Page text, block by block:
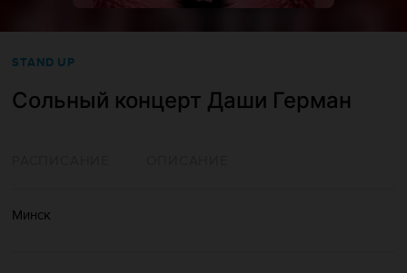
STAND UP
Сольный концерт Даши Герман
Минск